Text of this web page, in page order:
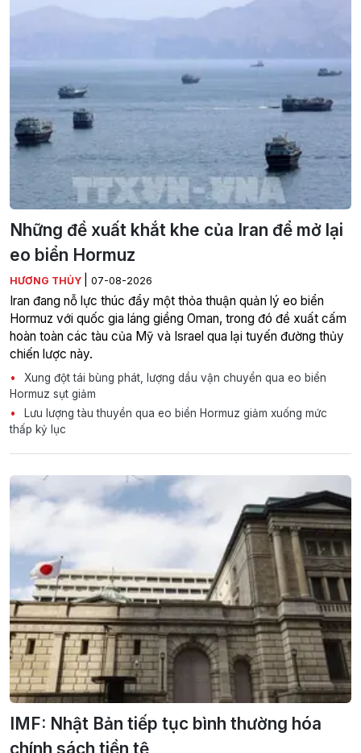
Những đề xuất khắt khe của Iran để mở lại
eo biển Hormuz
HƯƠNG THỦY 07-08-2026
Iran đang nỗ lực thúc đẩy một thỏa thuận quản lý eo biển
Hormuz với quốc gia láng giềng Oman, trong đó đề xuất cấm
hoàn toàn các tàu của Mỹ và Israel qua lại tuyến đường thủy
chiến lược này.
Xung đột tái bùng phát, lượng dầu vận chuyển qua eo biển
Hormuz sụt giảm
Lưu lượng tàu thuyền qua eo biển Hormuz giảm xuống mức
thấp kỷ lục
IMF: Nhật Bản tiếp tục bình thường hóa
chính sách tiền tệ